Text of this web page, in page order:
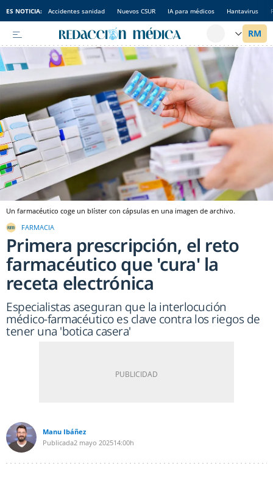
ES NOTICIA: Accidentes sanidad Nuevos CSUR IA para médicos Hantavirus
Un farmacéutico coge un blíster con cápsulas en una imagen de archivo.
FARMACIA
Primera prescripción, el reto
farmacéutico que 'cura' la
receta electrónica
Especialistas aseguran que la interlocución
médico-farmacéutico es clave contra los riegos de
tener una 'botica casera'
Manu Ibáñez
Publicada2 mayo 202514:00h